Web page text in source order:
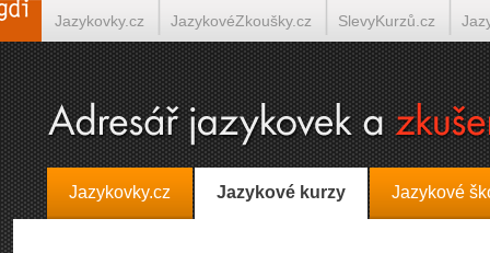
Jazykovky.cz Jazykové kurzy Jazykové
Jazykovky.cz JazykovéZkoušky.cz SlevyKurzů.cz
Španělština on-line Italština on-line Tlumočení-